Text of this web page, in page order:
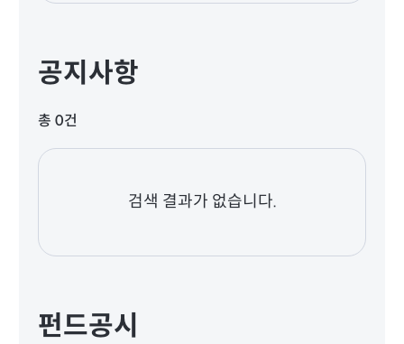
공지사항
총 0건
검색 결과가 없습니다.
펀드공시